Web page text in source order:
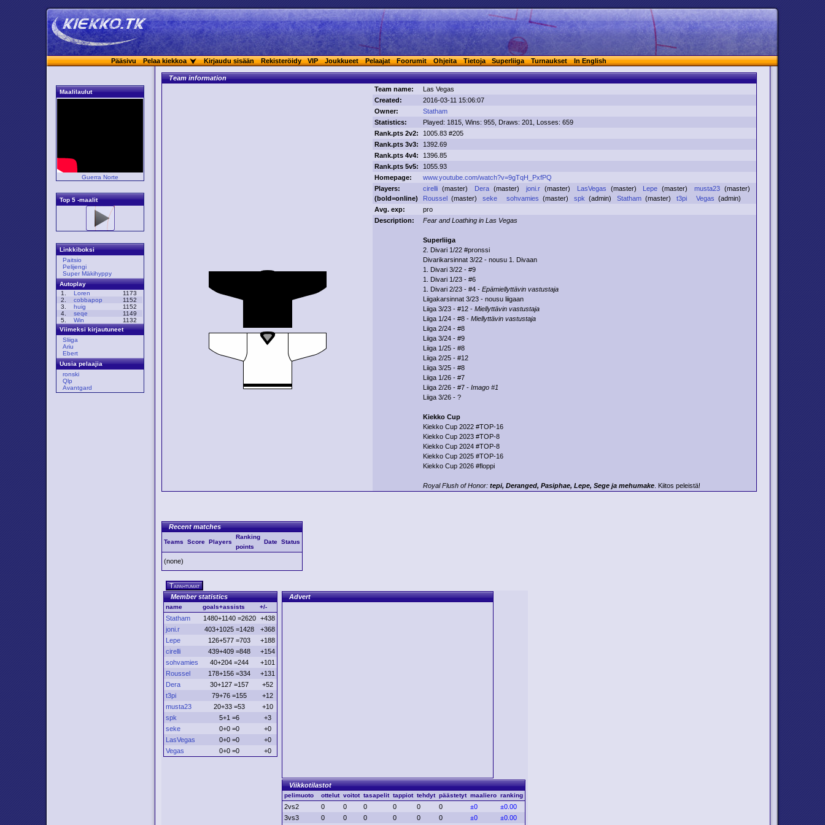
Pääsivu Pelaa kiekkoa Kirjaudu sisään Rekisteröidy VIP Joukkueet Pelaajat Foorumit Ohjeita Tietoja Superliiga Turnaukset In English
Maalilaulut
Guerra Norte
Top 5 -maalit
Linkkiboksi
Paitsio
Pelijengi
Super Mäkihyppy
Autoplay
1.
Loren
1173
2.
cobbapop
1152
3.
huig
1152
4.
seqe
1149
5.
Win
1132
Viimeksi kirjautuneet
Sliiga
Ariu
Ebert
Uusia pelaajia
ronski
Qlp
Avantgard
Team information
Team name:
Las Vegas
Created:
2016-03-11 15:06:07
Owner:
Statham
Statistics:
Played: 1815, Wins: 955, Draws: 201, Losses: 659
Rank.pts 2v2:
1005.83 #205
Rank.pts 3v3:
1392.69
Rank.pts 4v4:
1396.85
Rank.pts 5v5:
1055.93
Homepage:
www.youtube.com/watch?v=9gTqH_PxfPQ
Players:
(bold=online)
cirelli (master) Dera (master) joni.r (master) LasVegas (master) Lepe (master)musta23 (master)
Roussel (master)seke sohvamies (master)spk (admin)Statham (master)t3pi Vegas (admin)
Avg. exp:
pro
Description:
Fear and Loathing in Las Vegas
Superliiga
2. Divari 1/22 #pronssi
Divarikarsinnat 3/22 - nousu 1. Divaan
1. Divari 3/22 - #9
1. Divari 1/23 - #6
1. Divari 2/23 - #4 -Epämiellyttävin vastustaja
Liigakarsinnat 3/23 - nousu liigaan
Liiga 3/23 - #12 -Miellyttävin vastustaja
Liiga 1/24 - #8 -Miellyttävin vastustaja
Liiga 2/24 - #8
Liiga 3/24 - #9
Liiga 1/25 - #8
Liiga 2/25 - #12
Liiga 3/25 - #8
Liiga 1/26 - #7
Liiga 2/26 - #7 -Imago #1
Liiga 3/26 - ?
Kiekko Cup
Kiekko Cup 2022 #TOP-16
Kiekko Cup 2023 #TOP-8
Kiekko Cup 2024 #TOP-8
Kiekko Cup 2025 #TOP-16
Kiekko Cup 2026 #floppi
Royal Flush of Honor: tepi, Deranged, Pasiphae, Lepe, Sege ja mehumake . Kiitos peleistä!
Recent matches
Teams Score Players
Ranking
points
Date Status
(none)
Tapahtumat
Member statistics
name goals+assists +/-
Statham 1480+1140 =2620
+438
joni.r
403+1025 =1428
+368
Lepe
126+577 =703
+188
cirelli
439+409 =848
+154
sohvamies
40+204 =244
+101
Roussel
178+156 =334
+131
Dera
30+127 =157
+52
t3pi
79+76 =155
+12
musta23
20+33 =53
+10
spk
5+1 =6
+3
seke
0+0 =0
+0
LasVegas
0+0 =0
+0
Vegas
0+0 =0 +0
Advert
Viikkotilastot
pelimuoto ottelut voitot tasapelit tappiot tehdyt päästetyt maaliero ranking
2vs2 0 0 0 0 0 0 ±0
±0.00
3vs3
0 0 0 0 0 0 ±0 ±0.00